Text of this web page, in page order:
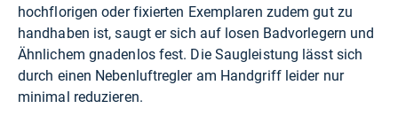
hochflorigen oder fixierten Exemplaren zudem gut zu
handhaben ist, saugt er sich auf losen Badvorlegern und
Ähnlichem gnadenlos fest. Die Saugleistung lässt sich
durch einen Nebenluftregler am Handgriff leider nur
minimal reduzieren.